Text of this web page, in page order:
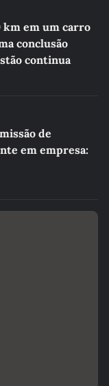
em um carro
conclusão
continua
de
em empresa: